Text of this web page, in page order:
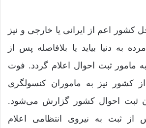
کشور اعم از ایرانی یا خارجی و نیز
به دنیا بیاید یا بلافاصله پس از
به مامور ثبت احوال اعلام گردد. فوت
از کشور نیز به ماموران کنسولگری
ثبت احوال کشور گزارش می‌شود.
ثبت به نیروی انتظامی اعلام